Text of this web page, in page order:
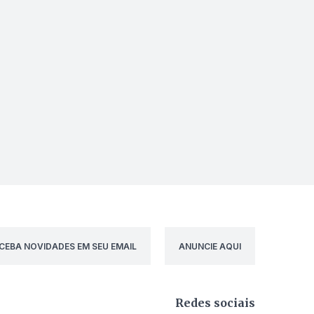
NOVIDADES EM SEU EMAIL ANUNCIE AQUI
Redes sociais